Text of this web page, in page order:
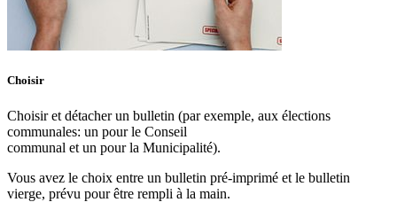
Choisir
Choisir et détacher un bulletin (par exemple, aux élections
communales: un pour le Conseil
communal et un pour la Municipalité).
Vous avez le choix entre un bulletin pré-imprimé et le bulletin
vierge, prévu pour être rempli à la main.